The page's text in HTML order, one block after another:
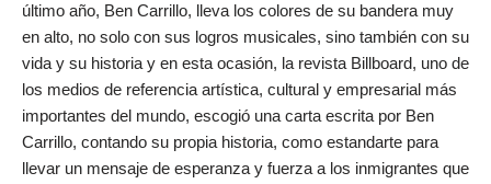
último año, Ben Carrillo, lleva los colores de su bandera muy
en alto, no solo con sus logros musicales, sino también con su
vida y su historia y en esta ocasión, la revista Billboard, uno de
los medios de referencia artística, cultural y empresarial más
importantes del mundo, escogió una carta escrita por Ben
Carrillo, contando su propia historia, como estandarte para
llevar un mensaje de esperanza y fuerza a los inmigrantes que